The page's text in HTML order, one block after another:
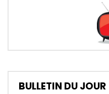
BULLETIN DU JOUR